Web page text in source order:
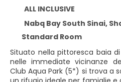
ALL INCLUSIVE
Nabq Bay South Sinai,
Standard Room
Situato nella pittoresca baia
nelle immediate vicinanze
Club Aqua Park (5*) si trova a